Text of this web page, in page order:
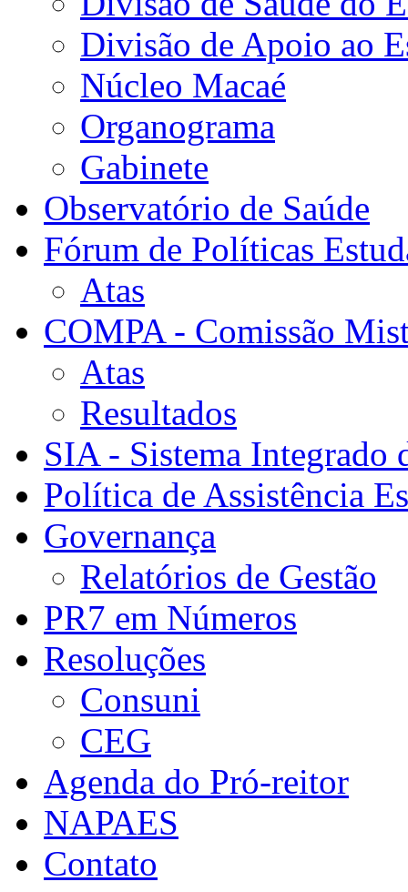
Divisão de Apoio ao
Núcleo Macaé
Organograma
Gabinete
Observatório de Saúde
Fórum de Políticas
Atas
COMPA - Comissão
Atas
Resultados
SIA - Sistema Integrado
Política de Assistência
Governança
Relatórios de Gestão
PR7 em Números
Resoluções
Consuni
CEG
Agenda do Pró-reitor
NAPAES
Contato